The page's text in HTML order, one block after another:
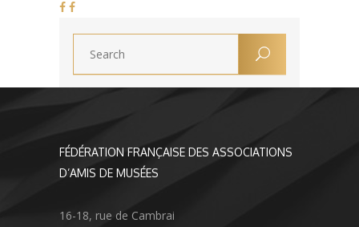
FÉDÉRATION FRANÇAISE DES ASSOCIATIONS
D’AMIS DE MUSÉES
16-18, rue de Cambrai